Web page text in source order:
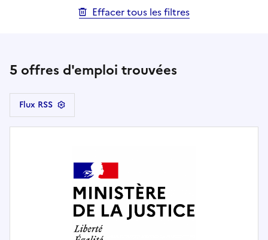
Effacer tous les filtres
5 offres d'emploi trouvées
Flux RSS